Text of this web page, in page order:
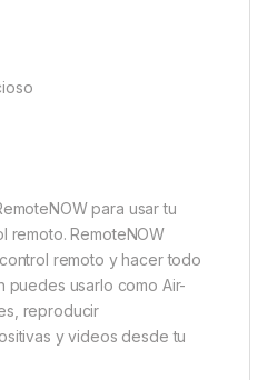
para usar tu
remoto. RemoteNOW
remoto y hacer todo
puedes usarlo como Air-
reproducir
y videos desde tu